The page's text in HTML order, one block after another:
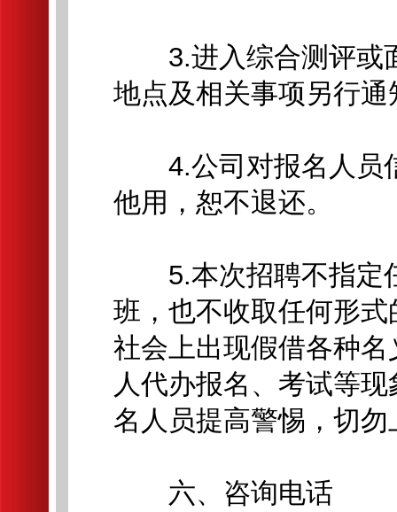
3.进入综合测评或
地点及相关事项另行通
4.公司对报名人员
他用，恕不退还。
5.本次招聘不指定
班，也不收取任何形式
社会上出现假借各种
人代办报名、考试等
名人员提高警惕，切勿
六、咨询电话